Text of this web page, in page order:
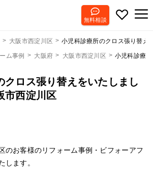
無料相談
大阪市西淀川区 小児科診療所のクロス張り替え
ム事例 大阪府 大阪市西淀川区 小児科診療
クロス張り替えをいたしまし
市西淀川区
のお客様のリフォーム事例・ビフォーアフ
します。